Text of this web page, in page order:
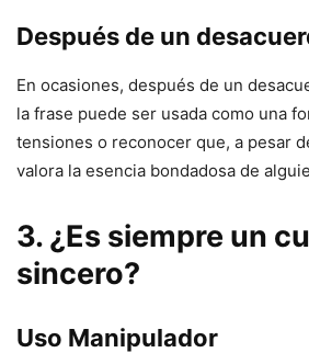
Después de un
En ocasiones, después de un
la frase puede ser usada como una
tensiones o reconocer que, a pesar
valora la esencia bondadosa de
3. ¿Es siempre un
sincero?
Uso Manipulador